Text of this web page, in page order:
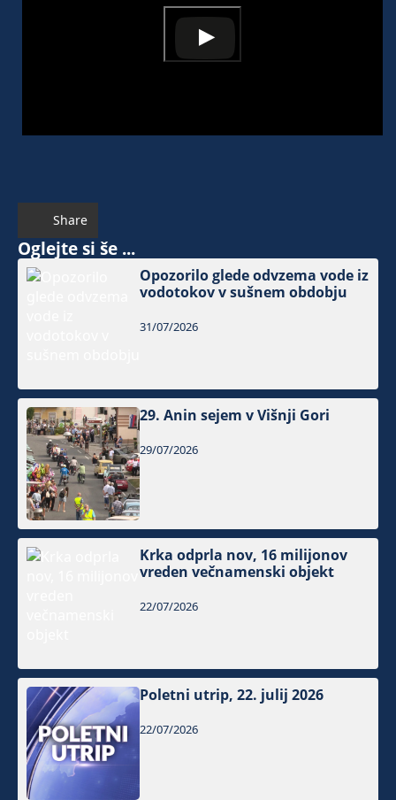
Share
Oglejte si še ...
Opozorilo glede odvzema vode iz
vodotokov v sušnem obdobju
31/07/2026
29. Anin sejem v Višnji Gori
29/07/2026
Krka odprla nov, 16 milijonov
vreden večnamenski objekt
22/07/2026
Poletni utrip, 22. julij 2026
22/07/2026